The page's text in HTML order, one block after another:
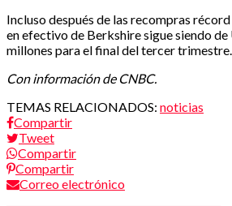
Incluso después de las recompras
en efectivo de Berkshire sigue siendo de
millones para el final del tercer trimestre.
Con información de CNBC.
TEMAS RELACIONADOS: noticias
Compartir
Tweet
Compartir
Compartir
Correo electrónico